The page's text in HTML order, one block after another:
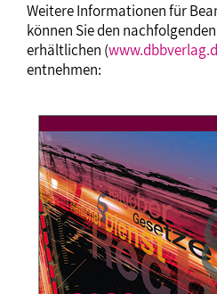
Weitere Informationen für
können Sie den
erhältlichen (
entnehmen: